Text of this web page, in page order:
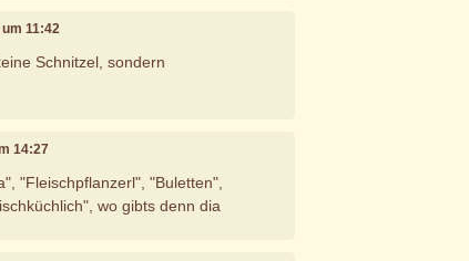
11:42
Schnitzel, sondern
14:27
"Fleischpflanzerl", "Buletten",
wo gibts denn dia